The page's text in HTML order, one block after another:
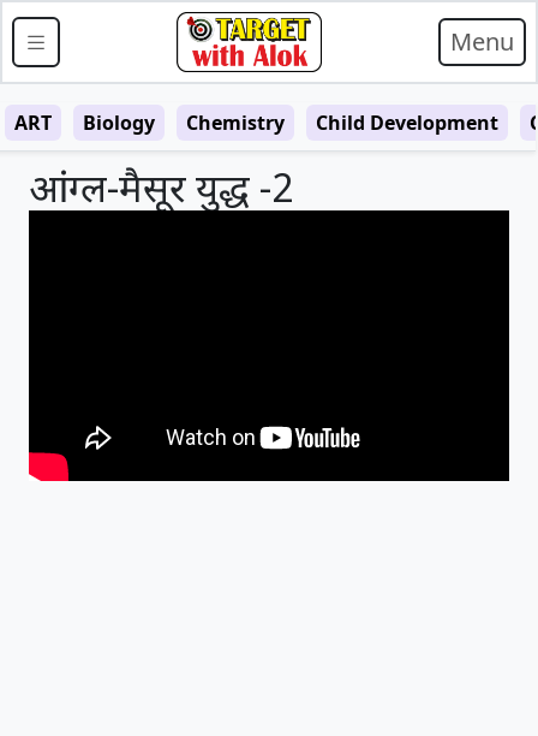
Menu
ART Biology Chemistry Child Development
आंग्ल-मैसूर युद्ध -2